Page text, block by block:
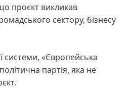
проєкт викликав
сектору, бізнесу
системи, «Європейська
партія, яка не